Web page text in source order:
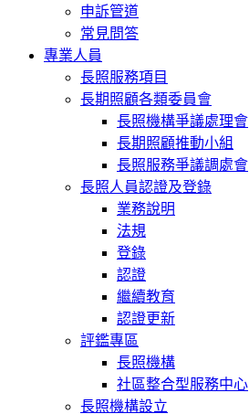
申訴管道
常見問答
專業人員
長照服務項目
長期照顧各類委員會
長照機構爭議處理會
長期照顧推動小組
長照服務爭議調處會
長照人員認證及登錄
業務說明
法規
登錄
認證
繼續教育
認證更新
評鑑專區
長照機構
社區整合型服務中心
長照機構設立